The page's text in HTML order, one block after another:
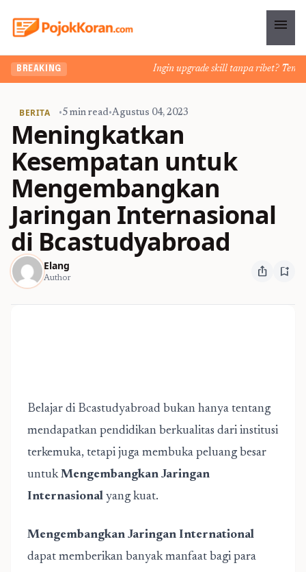
menu
BREAKING Ingin upgrade skill tanpa ribet?
BERITA •5 min read•Agustus 04, 2023
Meningkatkan
Kesempatan untuk
Mengembangkan
Jaringan Internasional
di Bcastudyabroad
Elang
Author ios_share bookmark_add
Belajar di Bcastudyabroad bukan hanya tentang
mendapatkan pendidikan berkualitas dari institusi
terkemuka, tetapi juga membuka peluang besar
untukMengembangkan Jaringan
Internasional yang kuat.
Mengembangkan Jaringan International
dapat memberikan banyak manfaat bagi para